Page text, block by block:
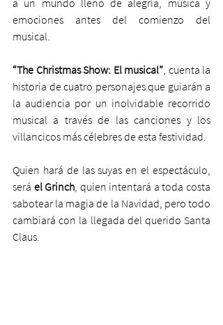
a un mundo lleno de alegría, música y
emociones antes del comienzo del
musical.
“The Christmas Show: El musical”, cuenta la
historia de cuatro personajes que guiarán a
la audiencia por un inolvidable recorrido
musical a través de las canciones y los
villancicos más célebres de esta festividad.
Quien hará de las suyas en el espectáculo,
será el Grinch, quien intentará a toda costa
sabotear la magia de la Navidad, pero todo
cambiará con la llegada del querido Santa
Claus.